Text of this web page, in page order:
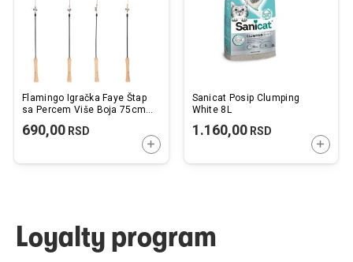
Flamingo Igračka Faye Štap
sa Percem Više Boja 75cm /
690,00 RSD
DODAJTE U KORPU
Sanicat Posip Clumping
White 8L
1.160,00RSD
Loyalty program